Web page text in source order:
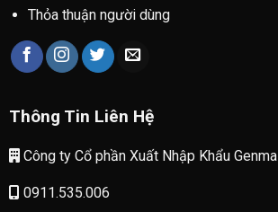
Thỏa thuận người dùng
Thông Tin Liên Hệ
Công ty Cổ phần Xuất Nhập Khẩu Genma
0911.535.006